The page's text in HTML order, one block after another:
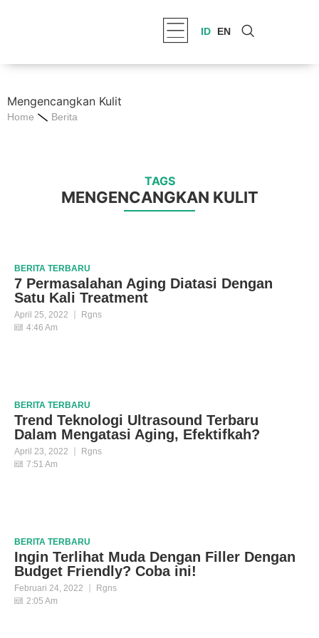
ID EN
Mengencangkan Kulit
Home Berita
TAGS
MENGENCANGKAN KULIT
BERITA TERBARU
7 Permasalahan Aging Diatasi Dengan
Satu Kali Treatment
April 25, 2022
Rgns
4:46 Am
BERITA TERBARU
Trend Teknologi Ultrasound Terbaru
Dalam Mengatasi Aging, Efektifkah?
April 23, 2022
Rgns
7:51 Am
BERITA TERBARU
Ingin Terlihat Muda Dengan Filler Dengan
Budget Friendly? Coba ini!
Februari 24, 2022
Rgns
2:05 Am